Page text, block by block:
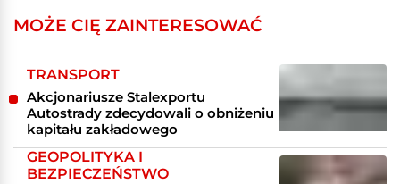
MOŻE CIĘ ZAINTERESOWAĆ
TRANSPORT
Akcjonariusze Stalexportu
Autostrady zdecydowali o obniżeniu
kapitału zakładowego
GEOPOLITYKA I
BEZPIECZEŃSTWO